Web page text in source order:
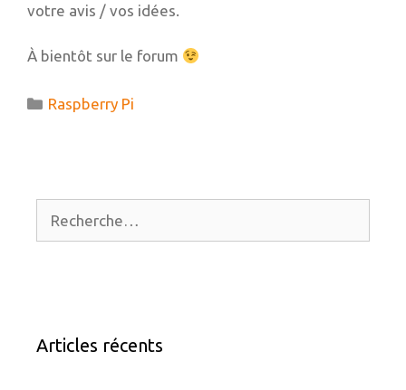
votre avis / vos idées.
À bientôt sur le forum
Catégories
Raspberry Pi
Articles récents